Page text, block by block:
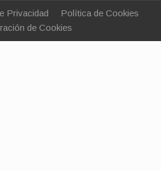
Privacidad
Política de Cookies
de Cookies